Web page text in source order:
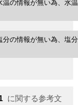
温の情報が無い為、水
分の情報が無い為、塩
に関する参考文